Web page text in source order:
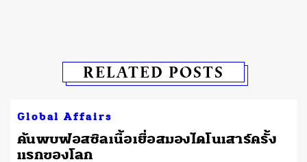
RELATED POSTS
Global Affairs
ค้นพบฟอสซิลเนื้อเยื่อสมองไดโนเสาร์ครั้ง
แรกของโลก